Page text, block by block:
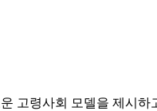
고령사회 모델을 제시